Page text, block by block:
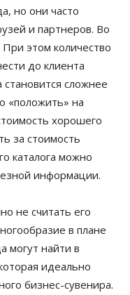
но они часто
и партнеров. Во
этом количество
до клиента
сложнее
«положить» на
хорошего
за стоимость
каталога можно
информации.
не считать его
в плане
могут найти в
идеально
бизнес-сувенира.